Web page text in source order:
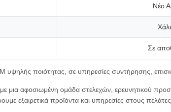
Νέο
Σε
ποιότητας, σε υπηρεσίες συντήρησης,
μια αφοσιωμένη ομάδα στελεχών, ερευνητικού
εξαιρετικά προϊόντα και υπηρεσίες στους πελάτες